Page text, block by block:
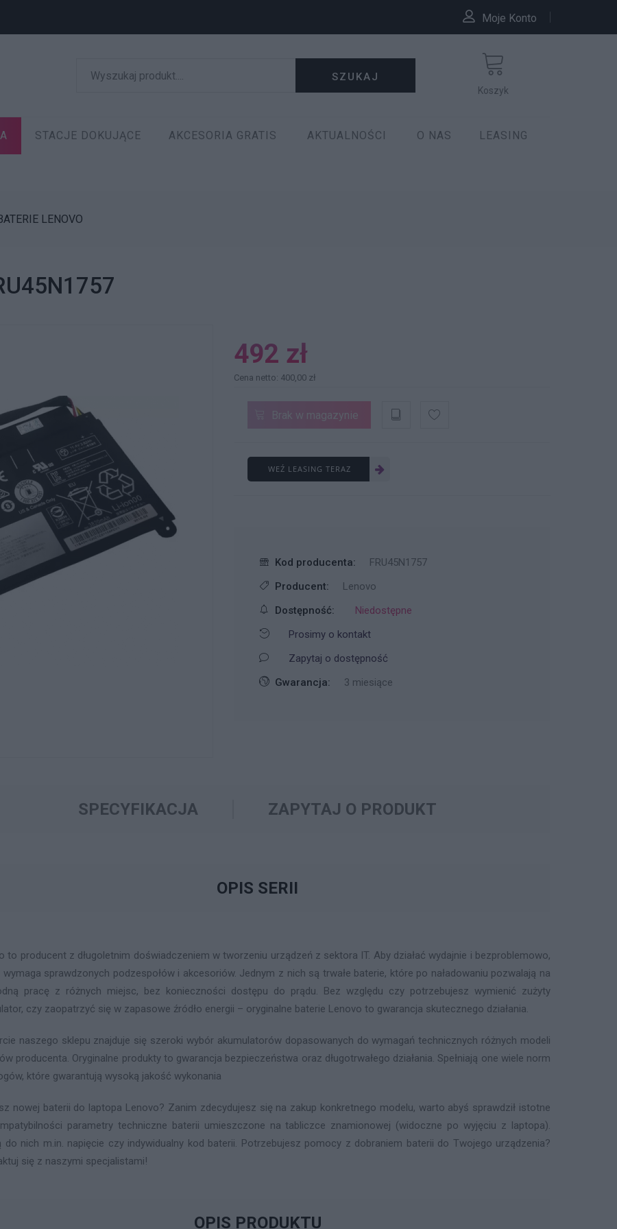
Moje Konto
SZUKAJ
Koszyk
STACJE DOKUJĄCE AKCESORIA GRATIS AKTUALNOŚCI O NAS LEASING
LENOVO
492 zł
Cena netto: 400,00 zł
Brak w magazynie
WEŹ LEASING TERAZ
Kod producenta:
FRU45N1757
Producent:
Lenovo
Dostępność:
Niedostępne
Prosimy o kontakt
Zapytaj o dostępność
Gwarancja:
3 miesiące
SPECYFIKACJA ZAPYTAJ O PRODUKT
OPIS SERII
to producent z długoletnim doświadczeniem w tworzeniu urządzeń z sektora IT. Aby działać wydajnie i bezproblemowo,
sprawdzonych podzespołów i akcesoriów. Jednym z nich są trwałe baterie, które po naładowaniu pozwalają na
pracę z różnych miejsc, bez konieczności dostępu do prądu. Bez względu czy potrzebujesz wymienić zużyty
czy zaopatrzyć się w zapasowe źródło energii – oryginalne baterie Lenovo to gwarancja skutecznego działania.
naszego sklepu znajduje się szeroki wybór akumulatorów dopasowanych do wymagań technicznych różnych modeli
producenta. Oryginalne produkty to gwarancja bezpieczeństwa oraz długotrwałego działania. Spełniają one wiele norm
które gwarantują wysoką jakość wykonania
nowej baterii do laptopa Lenovo? Zanim zdecydujesz się na zakup konkretnego modelu, warto abyś sprawdził istotne
parametry techniczne baterii umieszczone na tabliczce znamionowej (widoczne po wyjęciu z laptopa).
do nich m.in. napięcie czy indywidualny kod baterii. Potrzebujesz pomocy z dobraniem baterii do Twojego urządzenia?
się z naszymi specjalistami!
OPIS PRODUKTU